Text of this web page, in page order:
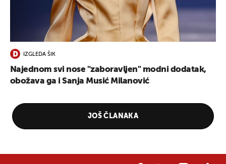
IZGLEDA ŠIK
Najednom svi nose "zaboravljen" modni dodatak,
obožava ga i Sanja Musić Milanović
JOŠ ČLANAKA